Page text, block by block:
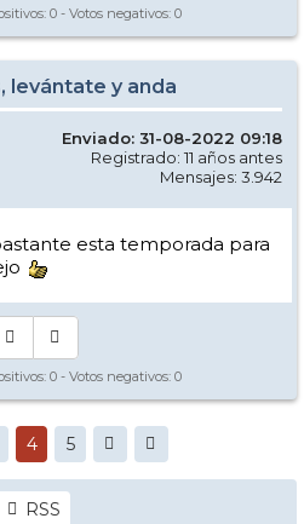
0 - Votos negativos: 0
levántate y anda
Enviado: 31-08-2022 09:18
Registrado: 11 años antes
Mensajes: 3.942
esta temporada para
0 - Votos negativos: 0
4 5
RSS